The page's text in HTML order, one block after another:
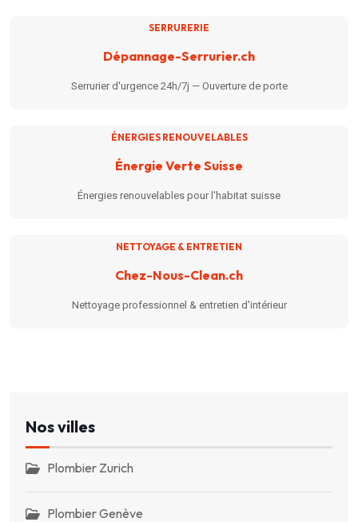
SERRURERIE
Dépannage-Serrurier.ch
Serrurier d'urgence 24h/7j — Ouverture de porte
ÉNERGIES RENOUVELABLES
Énergie Verte Suisse
Énergies renouvelables pour l'habitat suisse
NETTOYAGE & ENTRETIEN
Chez-Nous-Clean.ch
Nettoyage professionnel & entretien d'intérieur
Nos villes
Plombier Zurich
Plombier Genève